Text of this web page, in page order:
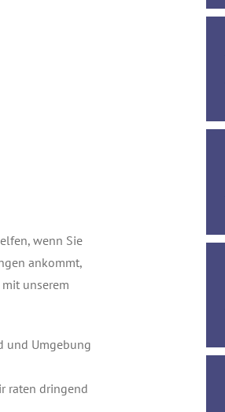
wenn Sie
ankommt,
unserem
und Umgebung
raten dringend